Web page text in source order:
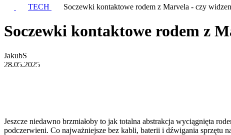
TECH Soczewki kontaktowe rodem z Marvela - czy
Soczewki kontaktowe rodem z
JakubS
28.05.2025
Jeszcze niedawno brzmiałoby to jak totalna abstrakcja wyciągnięta
podczerwieni. Co najważniejsze bez kabli, baterii i dźwigania sprzętu